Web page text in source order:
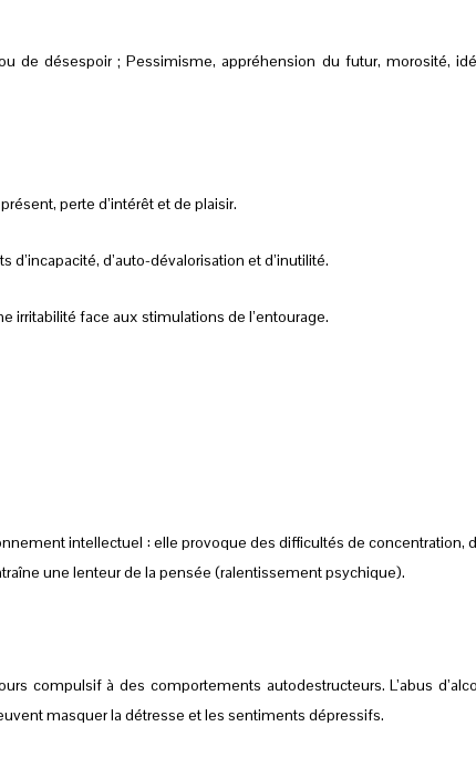
de désespoir ; Pessimisme, appréhension du futur, morosité,
perte d’intérêt et de plaisir.
d’auto-dévalorisation et d’inutilité.
irritabilité face aux stimulations de l’entourage.
intellectuel : elle provoque des difficultés de concentration,
une lenteur de la pensée (ralentissement psychique).
compulsif à des comportements autodestructeurs. L’abus
masquer la détresse et les sentiments dépressifs.